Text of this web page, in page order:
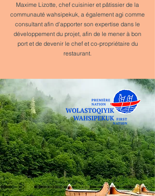
Maxime Lizotte, chef cuisinier et pâtissier de la
communauté wahsipekuk, a également agi comme
consultant afin d'apporter son expertise dans le
développement du projet, afin de le mener à bon
port et de devenir le chef et co-propriétaire du
restaurant.